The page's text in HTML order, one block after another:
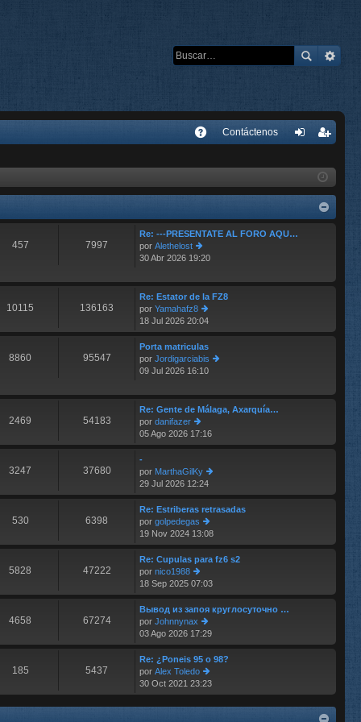
Contáctenos
ist
ra
457 7997
Re: ---PRESENTATE AL FORO AQU…
por Alethelost
er
im
o
m
e
n
s
aj
e
30 Abr 2026 19:20
10115 136163
Re: Estator de la FZ8
por Yamahafz8
er
últ
im
o
m
n
s
e
18 Jul 2026 20:04
8860 95547
Porta matriculas
por Jordigarciabis
im
o
n
aj
09 Jul 2026 16:10
2469 54183
Re: Gente de Málaga, Axarquía…
por danifazer
er
últ
o
m
e
n
s
aj
e
05 Ago 2026 17:16
3247 37680
-
por MarthaGilKy
er
últ
im
o
m
e
n
aj
e
29 Jul 2026 12:24
530 6398
Re: Estriberas retrasadas
por golpedegas
er
últ
im
m
e
n
s
aj
e
19 Nov 2024 13:08
5828 47222
Re: Cupulas para fz6 s2
por nico1988
er
últ
im
o
m
e
n
s
aj
e
18 Sep 2025 07:03
4658 67274
Вывод из запоя круглосуточно …
por Johnnynax
er
últ
im
o
m
e
n
03 Ago 2026 17:29
185 5437
Re: ¿Poneis 95 o 98?
por Alex Toledo
er
últ
im
30 Oct 2021 23:23